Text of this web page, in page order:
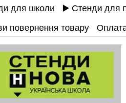
для школи ▶️ Стенди для
повернення товару